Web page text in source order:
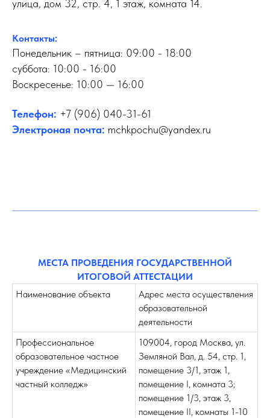
улица, дом 32, стр. 4, 1 этаж, комната 14.
Контакты:
Понедельник – пятница: 09:00 - 18:00
суббота: 10:00 - 16:00
Воскресенье: 10:00 — 16:00
Телефон: +7 (906) 040-31-61
Электроная почта: mchkpochu@yandex.ru
МЕСТА ПРОВЕДЕНИЯ ГОСУДАРСТВЕННОЙ
ИТОГОВОЙ АТТЕСТАЦИИ
Наименование объекта
Адрес места осуществления
образовательной
деятельности
Профессиональное
образовательное частное
учреждение «Медицинский
частный колледж»
109004, город Москва, ул.
Земляной Вал, д. 54, стр. 1,
помещение 3/1, этаж 1,
помещение I, комната 3;
помещение 1/3, этаж 3,
помещение II, комнаты 1-10